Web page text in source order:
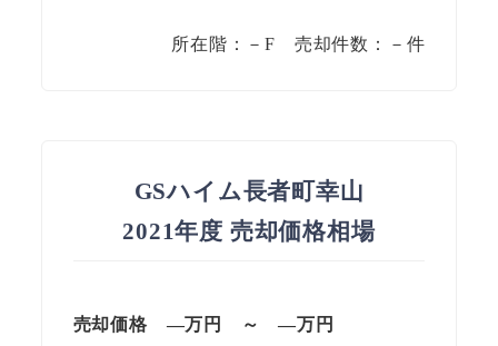
所在階：－F 売却件数：－件
GSハイム長者町幸山
2021年度 売却価格相場
売却価格 —万円 ～—万円